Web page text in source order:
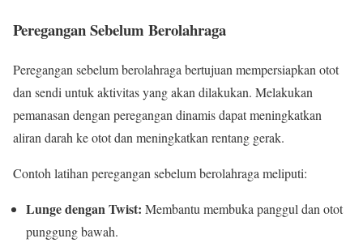
Peregangan Sebelum Berolahraga
Peregangan sebelum berolahraga bertujuan mempersiapkan otot
dan sendi untuk aktivitas yang akan dilakukan. Melakukan
pemanasan dengan peregangan dinamis dapat meningkatkan
aliran darah ke otot dan meningkatkan rentang gerak.
Contoh latihan peregangan sebelum berolahraga meliputi:
Lunge dengan Twist: Membantu membuka panggul dan otot
punggung bawah.